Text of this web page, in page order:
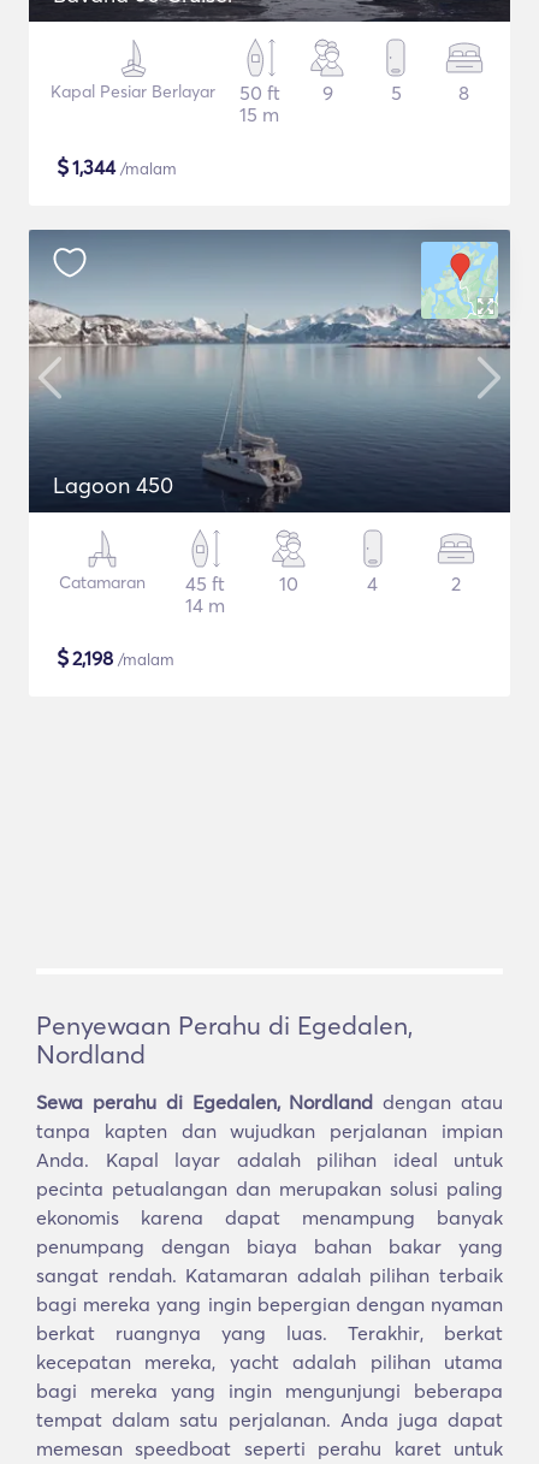
Kapal Pesiar Berlayar
50 ft
15 m
9 5 8
$1,344/malam
Lagoon 450
Catamaran
45 ft
14 m
10 4 2
$2,198 /malam
Penyewaan Perahu di Egedalen,
Nordland
Sewa perahu di Egedalen, Nordland dengan atau
tanpa kapten dan wujudkan perjalanan impian
Anda. Kapal layar adalah pilihan ideal untuk
pecinta petualangan dan merupakan solusi paling
ekonomis karena dapat menampung banyak
penumpang dengan biaya bahan bakar yang
sangat rendah. Katamaran adalah pilihan terbaik
bagi mereka yang ingin bepergian dengan nyaman
berkat ruangnya yang luas. Terakhir, berkat
kecepatan mereka, yacht adalah pilihan utama
bagi mereka yang ingin mengunjungi beberapa
tempat dalam satu perjalanan. Anda juga dapat
memesan speedboat seperti perahu karet untuk